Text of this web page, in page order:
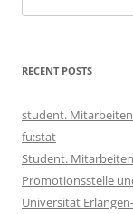
for:
RECENT POSTS
student.
fu:stat
Student.
Promotionsstelle
Universität